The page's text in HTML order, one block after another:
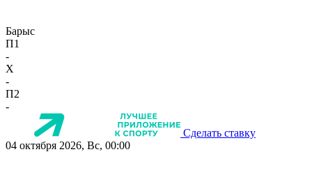
Барыс
П1
-
X
-
П2
-
Сделать ставку
04 октября 2026, Вс, 00:00